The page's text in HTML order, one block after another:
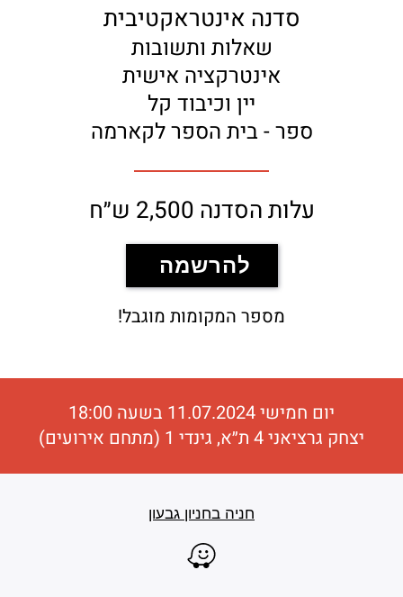
סדנה אינטראקטיבית
שאלות ותשובות
אינטרקציה אישית
יין וכיבוד קל
ספר - בית הספר לקארמה
עלות הסדנה 2,500 ש״ח
להרשמה
מספר המקומות מוגבל!
יום חמישי 11.07.2024 בשעה 18:00
יצחק גרציאני 4 ת״א, גינדי 1 (מתחם אירועים)
חניה בחניון גבעון